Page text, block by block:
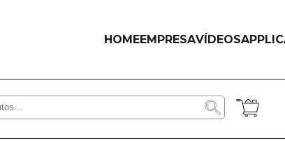
HOMEEMPRESAVÍDEOS